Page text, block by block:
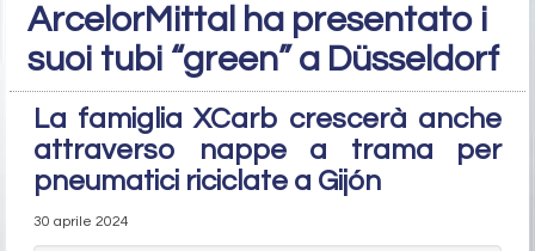
ArcelorMittal ha presentato i
suoi tubi “green” a Düsseldorf
La famiglia XCarb crescerà anche
attraverso nappe a trama per
pneumatici riciclate a Gijón
30 aprile 2024